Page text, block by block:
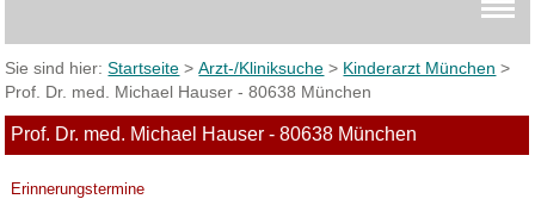
Sie sind hier:Startseite >Arzt-/Kliniksuche > Kinderarzt München >
Prof. Dr. med. Michael Hauser - 80638 München
Prof. Dr. med. Michael Hauser - 80638 München
Erinnerungstermine